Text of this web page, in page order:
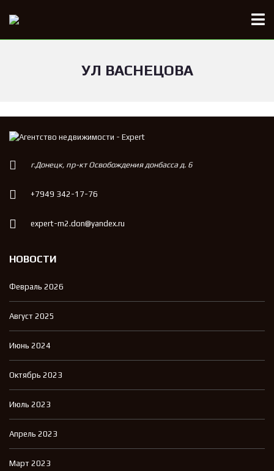
УЛ ВАСНЕЦОВА
г.Донецк, пр-кт Освобождения донбасса д. 6
+7949 342-17-76
expert-m2.don@yandex.ru
НОВОСТИ
Февраль 2026
Август 2025
Июнь 2024
Октябрь 2023
Июль 2023
Апрель 2023
Март 2023